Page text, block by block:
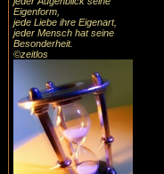
Eigenform,
jede Liebe ihre Eigenart,
jeder Mensch hat seine
Besonderheit.
©zeitlos